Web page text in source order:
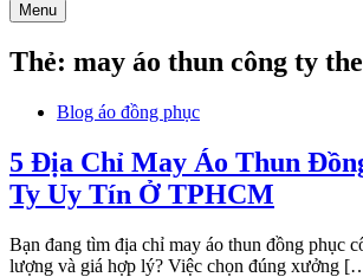
Menu
Thẻ: may áo thun công ty
Blog áo đồng phục
5 Địa Chỉ May Áo Thun
Ty Uy Tín Ở TPHCM
Bạn đang tìm địa chỉ may áo thun đồng phục
lượng và giá hợp lý? Việc chọn đúng xưởng